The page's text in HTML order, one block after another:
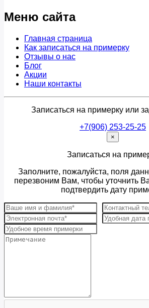
Меню сайта
Главная страница
Как записаться на примерку
Отзывы о нас
Блог
Акции
Наши контакты
Записаться на примерку или
+7(906) 253-25-25
×
Записаться на
Заполните, пожалуйста, поля
перезвоним Вам, чтобы уточнить
подтвердить дату